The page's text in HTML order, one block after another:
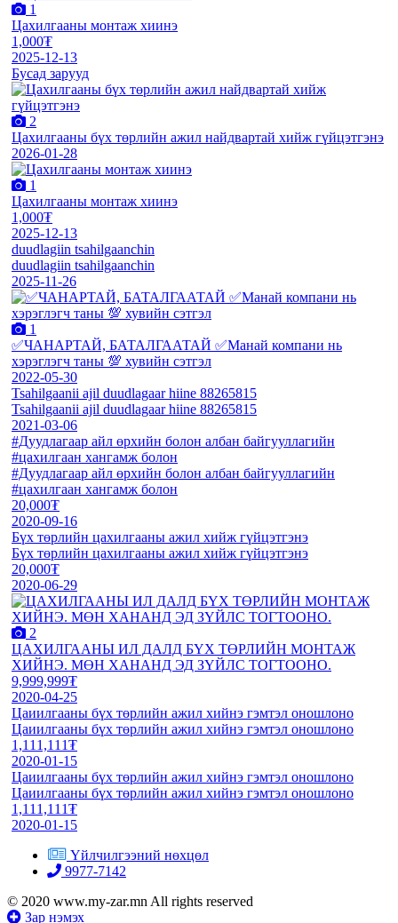
1
Цахилгааны монтаж хиинэ
1,000₮
2025-12-13
Бусад зарууд
2
Цахилгааны бүх төрлийн ажил найдвартай хийж гүйцэтгэнэ
2026-01-28
1
Цахилгааны монтаж хиинэ
1,000₮
2025-12-13
duudlagiin tsahilgaanchin
duudlagiin tsahilgaanchin
2025-11-26
1
✅ЧАНАРТАЙ, БАТАЛГААТАЙ ✅Манай компани нь
хэрэглэгч таны 💯 хувийн сэтгэл
2022-05-30
Tsahilgaanii ajil duudlagaar hiine 88265815
Tsahilgaanii ajil duudlagaar hiine 88265815
2021-03-06
#Дуудлагаар айл өрхийн болон албан байгууллагийн
#цахилгаан хангамж болон
#Дуудлагаар айл өрхийн болон албан байгууллагийн
#цахилгаан хангамж болон
20,000₮
2020-09-16
Бүх төрлийн цахилгааны ажил хийж гүйцэтгэнэ
Бүх төрлийн цахилгааны ажил хийж гүйцэтгэнэ
20,000₮
2020-06-29
2
ЦАХИЛГААНЫ ИЛ ДАЛД БҮХ ТӨРЛИЙН МОНТАЖ
ХИЙНЭ. МӨН ХАНАНД ЭД ЗҮЙЛС ТОГТООНО.
9,999,999₮
2020-04-25
Цаиилгааны бүх төрлийн ажил хийнэ гэмтэл оношлоно
Цаиилгааны бүх төрлийн ажил хийнэ гэмтэл оношлоно
1,111,111₮
2020-01-15
Цаиилгааны бүх төрлийн ажил хийнэ гэмтэл оношлоно
Цаиилгааны бүх төрлийн ажил хийнэ гэмтэл оношлоно
1,111,111₮
2020-01-15
Үйлчилгээний нөхцөл
9977-7142
© 2020 www.my-zar.mn All rights reserved
Зар нэмэх